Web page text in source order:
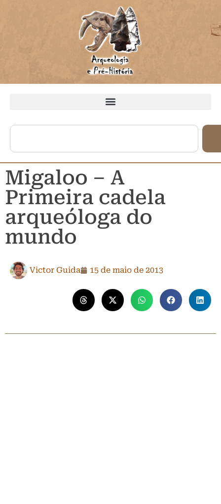
Migaloo – A
Primeira cadela
arqueóloga do
mundo
Victor Guida 15 de maio de 2013